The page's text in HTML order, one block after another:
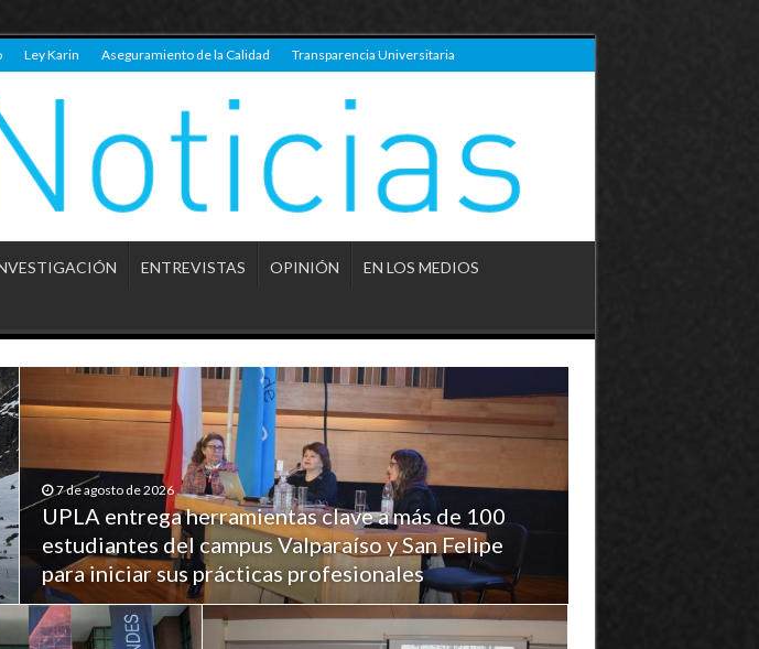
Ley Karin Aseguramiento de la Calidad Transparencia Universitaria
ENTREVISTAS OPINIÓN EN LOS MEDIOS
7 de agosto de 2026
UPLA entrega herramientas clave a más de 100
estudiantes del campus Valparaíso y San Felipe
para iniciar sus prácticas profesionales